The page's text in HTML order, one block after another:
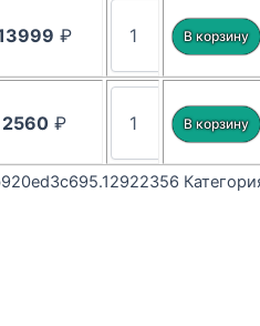
₽
2560₽